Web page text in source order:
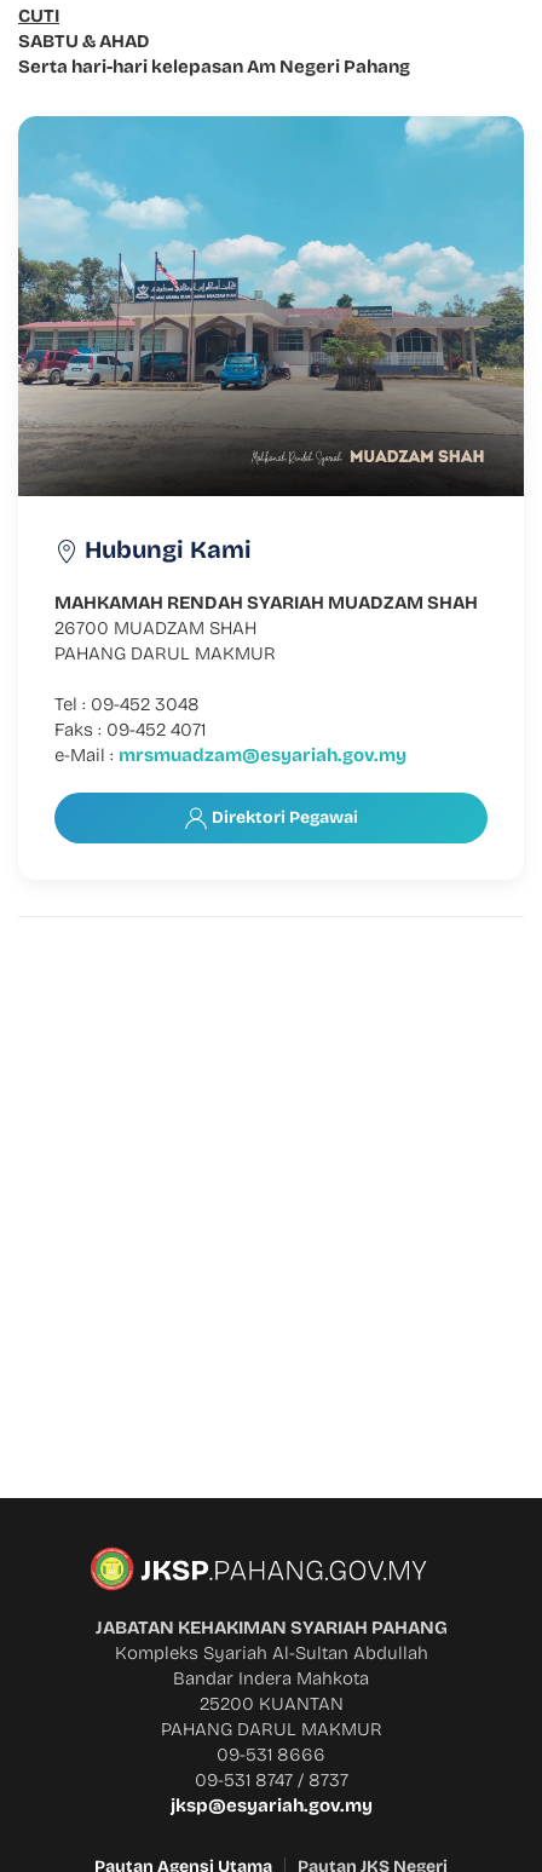
CUTI
SABTU & AHAD
Serta hari-hari kelepasan Am Negeri Pahang
Hubungi Kami
MAHKAMAH RENDAH SYARIAH MUADZAM SHAH
26700 MUADZAM SHAH
PAHANG DARUL MAKMUR
Tel : 09-452 3048
Faks : 09-452 4071
e-Mail : mrsmuadzam@esyariah.gov.my
Direktori Pegawai
JABATAN KEHAKIMAN SYARIAH PAHANG
Kompleks Syariah Al-Sultan Abdullah
Bandar Indera Mahkota
25200 KUANTAN
PAHANG DARUL MAKMUR
09-531 8666
09-531 8747 / 8737
jksp@esyariah.gov.my
Pautan Agensi Utama Pautan JKS Negeri